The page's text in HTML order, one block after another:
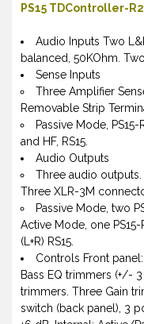
PS15 TDController-
Audio Inputs Two
balanced, 50KOhm.
Sense Inputs
Three Amplifier
Removable Strip
Passive Mode,
and HF, RS15.
Audio Outputs
Three audio
Three XLR-3M
Passive Mode, two
Active Mode, one PS15-
(L+R) RS15.
Controls Front
Bass EQ trimmers (+/-
trimmers. Three Gain
switch (back panel), 3